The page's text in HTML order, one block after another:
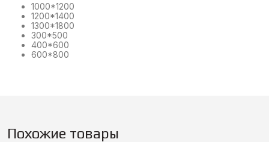
1000*1200
1200*1400
1300*1800
300*500
400*600
600*800
Похожие товары